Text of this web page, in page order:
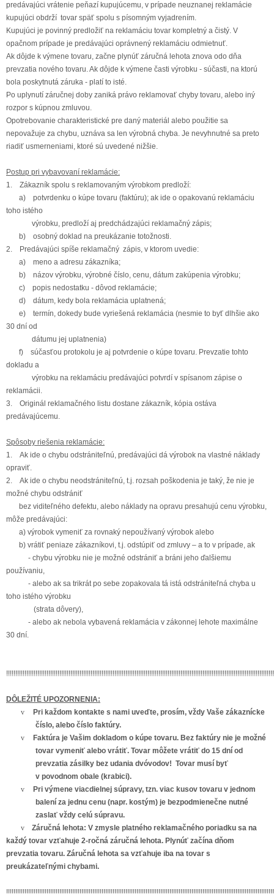
predávajúci vrátenie peňazí kupujúcemu, v prípade neuznanej reklamácie
kupujúci obdrží tovar späť spolu s písomným vyjadrením.
Kupujúci je povinný predložiť na reklamáciu tovar kompletný a čistý. V
opačnom prípade je predávajúci oprávnený reklamáciu odmietnuť.
Ak dôjde k výmene tovaru, začne plynúť záručná lehota znova odo dňa
prevzatia nového tovaru. Ak dôjde k výmene časti výrobku - súčasti, na ktorú
bola poskytnutá záruka - platí to isté.
Po uplynutí záručnej doby zaniká právo reklamovať chyby tovaru, alebo iný
rozpor s kúpnou zmluvou.
Opotrebovanie charakteristické pre daný materiál alebo použitie sa
nepovažuje za chybu, uznáva sa len výrobná chyba. Je nevyhnutné sa preto
riadiť usmerneniami, ktoré sú uvedené nižšie.
Postup pri vybavovaní reklamácie:
1. Zákazník spolu s reklamovaným výrobkom predloží:
a) potvrdenku o kúpe tovaru (faktúru); ak ide o opakovanú reklamáciu
toho istého
výrobku, predloží aj predchádzajúci reklamačný zápis;
b) osobný doklad na preukázanie totožnosti.
2.
Predávajúci spíše reklamačný zápis, v ktorom uvedie:
a) meno a adresu zákazníka;
b) názov výrobku, výrobné číslo, cenu, dátum zakúpenia výrobku;
c) popis nedostatku - dôvod reklamácie;
d) dátum, kedy bola reklamácia uplatnená;
e) termín, dokedy bude vyriešená reklamácia (nesmie to byť dlhšie ako
30 dní od
dátumu jej uplatnenia)
f) súčasťou protokolu je aj potvrdenie o kúpe tovaru. Prevzatie tohto
dokladu a
výrobku na reklamáciu predávajúci potvrdí v spísanom zápise o
reklamácii.
3.
Originál reklamačného listu dostane zákazník, kópia ostáva
predávajúcemu.
Spôsoby riešenia reklamácie:
1. Ak ide o chybu odstrániteľnú, predávajúci dá výrobok na vlastné náklady
opraviť.
2. Ak ide o chybu neodstrániteľnú, t.j. rozsah poškodenia je taký, že nie je
možné chybu odstrániť
bez viditeľného defektu, alebo náklady na opravu presahujú cenu výrobku,
môže predávajúci:
a) výrobok vymeniť za rovnaký nepoužívaný výrobok alebo
b) vrátiť peniaze zákazníkovi, t.j. odstúpiť od zmluvy – a to v prípade, ak
- chybu výrobku nie je možné odstrániť a bráni jeho ďalšiemu
používaniu,
- alebo ak sa trikrát po sebe zopakovala tá istá odstrániteľná chyba u
toho istého výrobku
(strata dôvery),
- alebo ak nebola vybavená reklamácia v zákonnej lehote maximálne
30 dní.
DÔLEŽITÉ UPOZORNENIA:
v
Pri každom kontakte s nami uveďte, prosím, vždy Vaše zákaznícke
číslo, alebo číslo faktúry.
v
Faktúra je Vašim dokladom o kúpe tovaru. Bez faktúry nie je možné
tovar vymeniť alebo vrátiť. Tovar môžete vrátiť do 15 dní od
prevzatia zásilky bez udania dvóvodov! Tovar musí byť
v povodnom obale (krabici).
v
Pri výmene viacdielnej súpravy, tzn. viac kusov tovaru v jednom
balení za jednu cenu (napr. kostým) je bezpodmienečne nutné
zaslať vždy celú súpravu.
v
Záručná lehota: V zmysle platného reklamačného poriadku sa na
každý tovar vzťahuje 2-ročná záručná lehota. Plynúť začína dňom
prevzatia tovaru. Záručná lehota sa vzťahuje iba na tovar s
preukázateľnými chybami.